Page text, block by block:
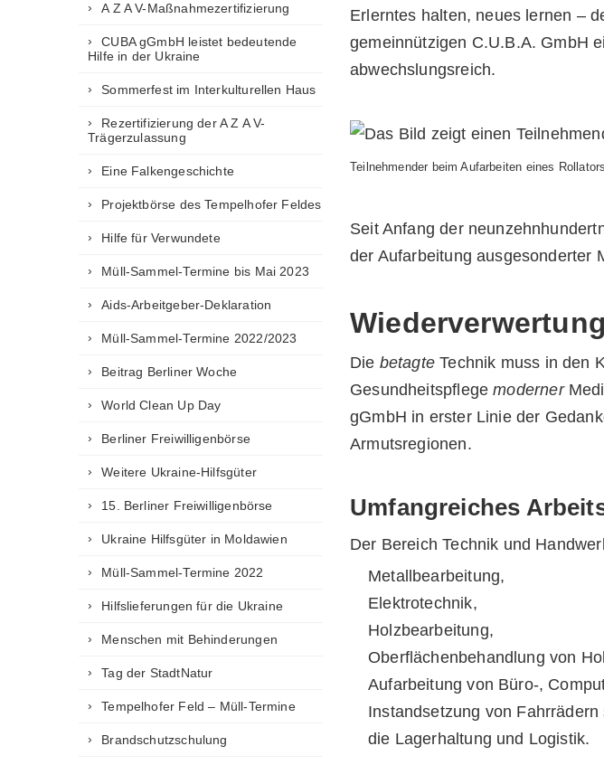
Erlerntes halten, neues lernen –
gemeinnützigen C.U.B.A. GmbH
abwechslungsreich.
Teilnehmender beim Aufarbeiten eines
Seit Anfang der
der Aufarbeitung ausgesonderter
Wiederverwertung
Die betagte Technik muss in den
Gesundheitspflegemoderner
gGmbH in erster Linie der
Armutsregionen.
Umfangreiches
Der Bereich Technik und
Metallbearbeitung,
Elektrotechnik,
Holzbearbeitung,
Oberflächenbehandlung von
Aufarbeitung von Büro-,
Instandsetzung von Fahrrädern
die Lagerhaltung und Logistik.
A Z A V-Maßnahmezertifizierung
CUBA gGmbH leistet bedeutende
Hilfe in der Ukraine
Sommerfest im Interkulturellen Haus
Rezertifizierung der A Z A V-
Trägerzulassung
Eine Falkengeschichte
Projektbörse des Tempelhofer Feldes
Hilfe für Verwundete
Müll-Sammel-Termine bis Mai 2023
Aids-Arbeitgeber-Deklaration
Müll-Sammel-Termine 2022/2023
Beitrag Berliner Woche
World Clean Up Day
Berliner Freiwilligenbörse
Weitere Ukraine-Hilfsgüter
15. Berliner Freiwilligenbörse
Ukraine Hilfsgüter in Moldawien
Müll-Sammel-Termine 2022
Hilfslieferungen für die Ukraine
Menschen mit Behinderungen
Tag der StadtNatur
Tempelhofer Feld – Müll-Termine
Brandschutzschulung